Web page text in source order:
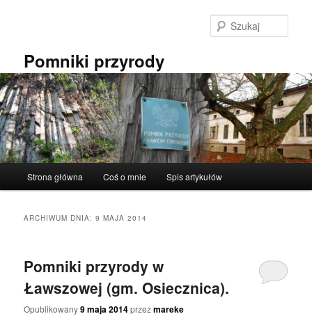
Pomniki przyrody
Strona główna Coś o mnie Spis artykułów
ARCHIWUM DNIA:9 MAJA 2014
Pomniki przyrody w
Ławszowej (gm. Osiecznica).
Opublikowany9 maja 2014przezmareke